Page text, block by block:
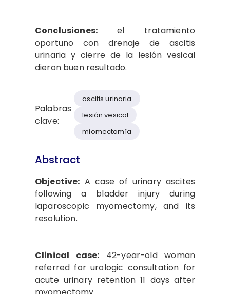
Conclusiones: el tratamiento
oportuno con drenaje de ascitis
urinaria y cierre de la lesión vesical
dieron buen resultado.
Palabras
clave:
ascitis urinaria
lesión vesical
miomectomía
Abstract
Objective: A case of urinary ascites
following a bladder injury during
laparoscopic myomectomy, and its
resolution.
Clinical case: 42-year-old woman
referred for urologic consultation for
acute urinary retention 11 days after